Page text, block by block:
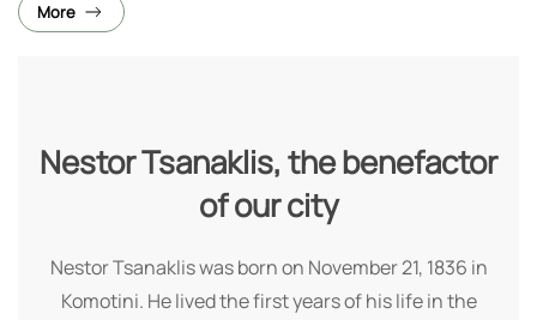
More
Nestor Tsanaklis, the benefactor
of our city
Nestor Tsanaklis was born on November 21, 1836 in
Komotini. He lived the first years of his life in the